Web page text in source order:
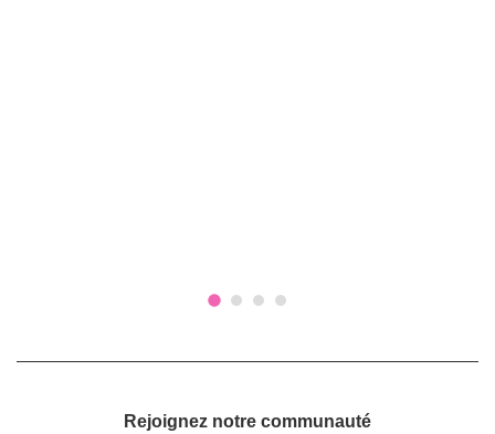
Rejoignez notre communauté